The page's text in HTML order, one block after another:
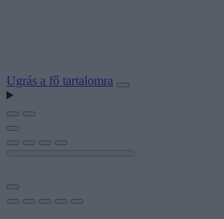
Ugrás a fő tartalomra